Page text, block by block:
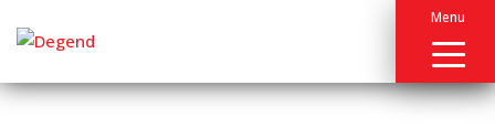
Menu